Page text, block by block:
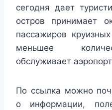
сегодня дает
остров принимает
пассажиров
меньшее
обслуживает
По ссылка можно
о информации,